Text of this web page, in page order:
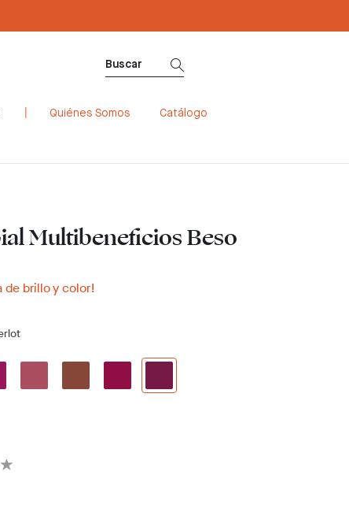
Quiénes Somos Catálogo
Multibeneficios Beso
de brillo y color!